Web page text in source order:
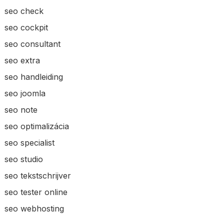
seo check
seo cockpit
seo consultant
seo extra
seo handleiding
seo joomla
seo note
seo optimalizácia
seo specialist
seo studio
seo tekstschrijver
seo tester online
seo webhosting